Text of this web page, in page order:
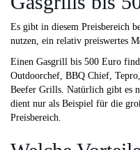
Es gibt in diesem Preisbereich
nutzen, ein relativ preiswertes
Einen Gasgrill bis 500 Euro
Outdoorchef, BBQ Chief,
Beefer Grills. Natürlich gibt es
dient nur als Beispiel für die
Preisbereich.